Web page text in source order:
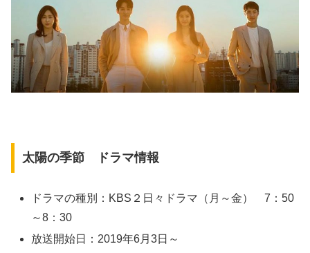
太陽の季節 ドラマ情報
ドラマの種別：KBS２日々ドラマ（月～金） 7：50
～8：30
放送開始日：2019年6月3日～